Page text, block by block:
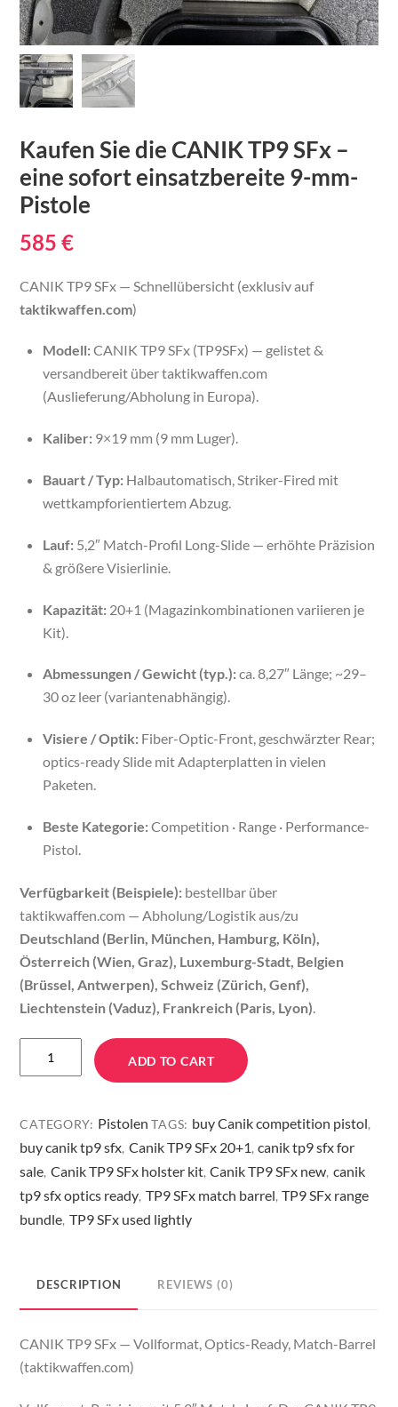
Kaufen Sie die CANIK TP9 SFx –
eine sofort einsatzbereite 9-mm-
Pistole
585€
CANIK TP9 SFx — Schnellübersicht (exklusiv auf
taktikwaffen.com)
Modell:CANIK TP9 SFx (TP9SFx) — gelistet &
versandbereit über taktikwaffen.com
(Auslieferung/Abholung in Europa).
Kaliber: 9×19 mm (9 mm Luger).
Bauart / Typ: Halbautomatisch, Striker-Fired mit
wettkampforientiertem Abzug.
Lauf: 5,2″ Match-Profil Long-Slide — erhöhte Präzision
& größere Visierlinie.
Kapazität: 20+1 (Magazinkombinationen variieren je
Kit).
Abmessungen / Gewicht (typ.):ca. 8,27″ Länge; ~29–
30 oz leer (variantenabhängig).
Visiere / Optik: Fiber-Optic-Front, geschwärzter Rear;
optics-ready Slide mit Adapterplatten in vielen
Paketen.
Beste Kategorie:Competition · Range · Performance-
Pistol.
Verfügbarkeit (Beispiele): bestellbar über
taktikwaffen.com — Abholung/Logistik aus/zu
Deutschland (Berlin, München, Hamburg, Köln),
Österreich (Wien, Graz), Luxemburg-Stadt, Belgien
(Brüssel, Antwerpen), Schweiz (Zürich, Genf),
Liechtenstein (Vaduz), Frankreich (Paris, Lyon).
Sie
CANIK
TP9
SFx
–
quantity
ADD TO CART
CATEGORY: Pistolen TAGS: buy Canik competition pistol,
buy canik tp9 sfx, Canik TP9 SFx 20+1,canik tp9 sfx for
sale, Canik TP9 SFx holster kit,Canik TP9 SFx new, canik
tp9 sfx optics ready, TP9 SFx match barrel,TP9 SFx range
bundle, TP9 SFx used lightly
DESCRIPTION REVIEWS (0)
CANIK TP9 SFx — Vollformat, Optics-Ready, Match-Barrel
(taktikwaffen.com)